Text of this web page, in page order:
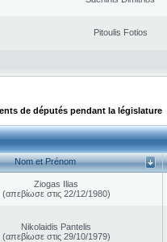
Pitoulis Fotios
de députés pendant la législature
Nom et Prénom
Ziogas Ilias
(απεβίωσε στις 22/12/1980)
Nikolaidis Pantelis
(απεβίωσε στις 29/10/1979)